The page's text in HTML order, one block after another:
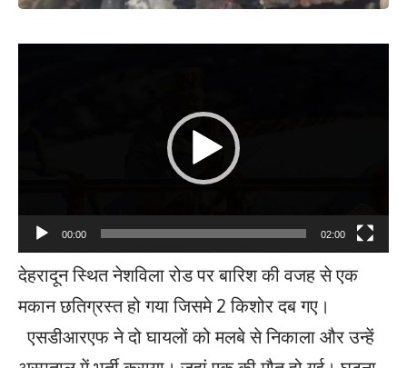
00:00 02:00
देहरादून स्थित नेशविला रोड पर बारिश की वजह से एक
मकान छतिग्रस्त हो गया जिसमे 2 किशोर दब गए।
एसडीआरएफ ने दो घायलों को मलबे से निकाला और उन्‍हें